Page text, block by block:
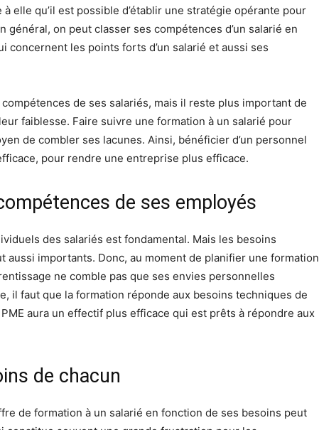
elle qu’il est possible d’établir une stratégie opérante pour
général, on peut classer ses compétences d’un salarié en
concernent les points forts d’un salarié et aussi ses
de ses salariés, mais il reste plus important de
faiblesse. Faire suivre une formation à un salarié pour
de combler ses lacunes. Ainsi, bénéficier d’un personnel
pour rendre une entreprise plus efficace.
de ses employés
des salariés est fondamental. Mais les besoins
aussi importants. Donc, au moment de planifier une formation
ne comble pas que ses envies personnelles
il faut que la formation réponde aux besoins techniques de
aura un effectif plus efficace qui est prêts à répondre aux
de chacun
de formation à un salarié en fonction de ses besoins peut